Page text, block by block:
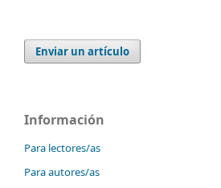
Enviar un artículo
Información
Para lectores/as
Para autores/as